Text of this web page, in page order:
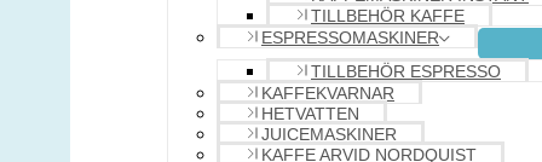
TILLBEHÖR KAFFE
ESPRESSOMASKINER
TILLBEHÖR ESPRESSO
KAFFEKVARNAR
HETVATTEN
JUICEMASKINER
KAFFE ARVID NORDQUIST